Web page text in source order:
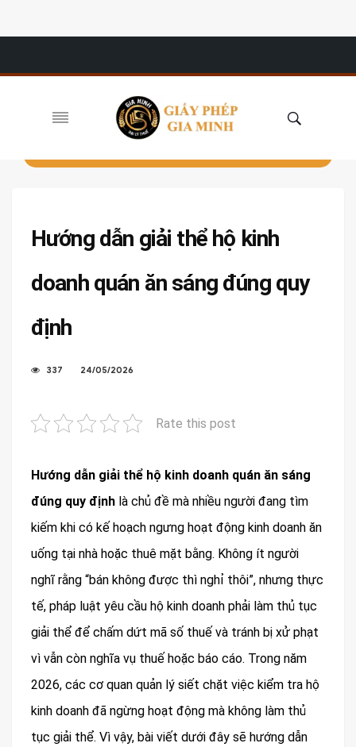
Hướng dẫn giải thể hộ kinh
doanh quán ăn sáng đúng quy
định
337 24/05/2026
Rate this post
Hướng dẫn giải thể hộ kinh doanh quán ăn sáng
đúng quy định là chủ đề mà nhiều người đang tìm
kiếm khi có kế hoạch ngưng hoạt động kinh doanh ăn
uống tại nhà hoặc thuê mặt bằng. Không ít người
nghĩ rằng “bán không được thì nghỉ thôi”, nhưng thực
tế, pháp luật yêu cầu hộ kinh doanh phải làm thủ tục
giải thể để chấm dứt mã số thuế và tránh bị xử phạt
vì vẫn còn nghĩa vụ thuế hoặc báo cáo. Trong năm
2026, các cơ quan quản lý siết chặt việc kiểm tra hộ
kinh doanh đã ngừng hoạt động mà không làm thủ
tục giải thể. Vì vậy, bài viết dưới đây sẽ hướng dẫn